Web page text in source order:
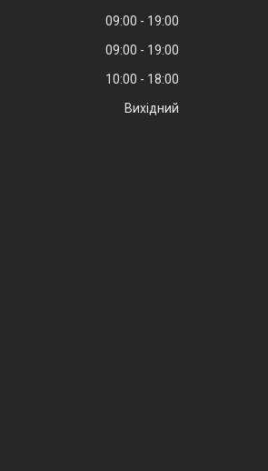
09:00
19:00
09:00
19:00
10:00
18:00
Вихідний